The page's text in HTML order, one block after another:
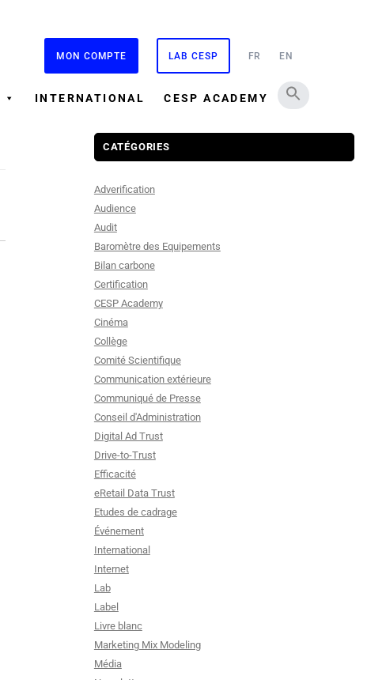
MON COMPTE LAB CESP FR EN
INTERNATIONAL CESP ACADEMY
CATÉGORIES
Adverification
Audience
Audit
Baromètre des Equipements
Bilan carbone
Certification
CESP Academy
Cinéma
Collège
Comité Scientifique
Communication extérieure
Communiqué de Presse
Conseil d'Administration
Digital Ad Trust
Drive-to-Trust
Efficacité
eRetail Data Trust
Etudes de cadrage
Événement
International
Internet
Lab
Label
Livre blanc
Marketing Mix Modeling
Média